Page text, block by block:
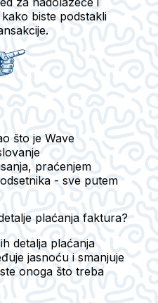
biste podstakli
što je Wave
praćenjem
- sve putem
plaćanja faktura?
detalja plaćanja
jasnoću i smanjuje
onoga što treba